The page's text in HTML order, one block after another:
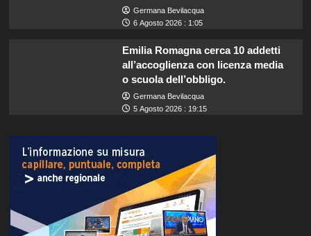
Germana Bevilacqua
6 Agosto 2026 : 1:05
Emilia Romagna cerca 10 addetti
all’accoglienza con licenza media
o scuola dell’obbligo.
Germana Bevilacqua
5 Agosto 2026 : 19:15